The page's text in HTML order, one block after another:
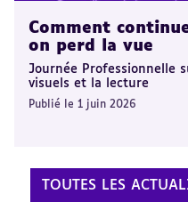
Comment
on perd la vue
Journée Professionnelle
visuels et la lecture
Publié le 1 juin 2026
TOUTES LES